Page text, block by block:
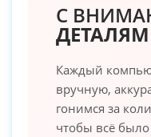
С
ДЕТАЛЯМ
Каждый
вручную,
гонимся за
чтобы всё